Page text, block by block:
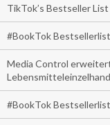
TikTok’s Bestseller
#BookTok
Media Control
#BookTok